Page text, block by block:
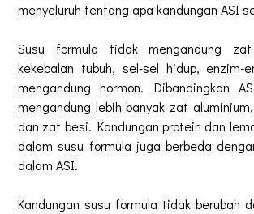
menyeluruh tentang apa kandungan ASI
Susu formula tidak mengandung
kekebalan tubuh, sel-sel hidup, enzim-
mengandung hormon. Dibandingkan
mengandung lebih banyak zat
dan zat besi. Kandungan protein dan
dalam susu formula juga berbeda
dalam ASI.
Kandungan susu formula tidak berubah